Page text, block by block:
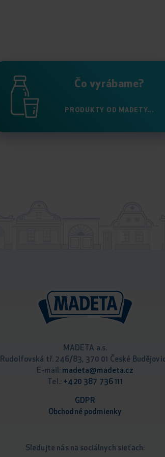
Čo vyrábame?
PRODUKTY OD MADETY...
MADETA a.s.
Rudolfovská tř. 246/83, 370 01 České
E-mail: madeta@madeta.cz
Tel.: +420 387 736 111
GDPR
Obchodné podm ienky
Sledujte nás na sociálnych sieťach: